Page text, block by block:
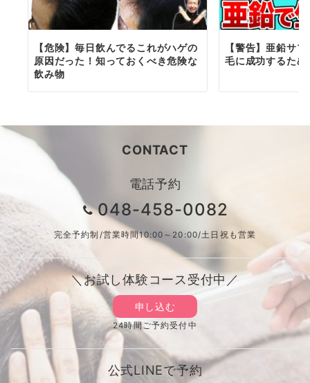
【危険】毎日飲んでるこれがハゲの
原因だった！知っておくべき危険な
飲み物
【警告】亜鉛サ
毛に成功するた
CONTACT
電話予約
048-458-0082
完全予約制/営業時間10:00～20:00/土日祝も営業
＼お試し体験コース受付中／
申し込む
24時間ご予約受付中
公式LINEで予約